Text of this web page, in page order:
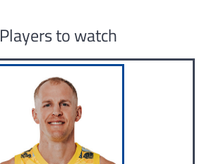
Players to watch